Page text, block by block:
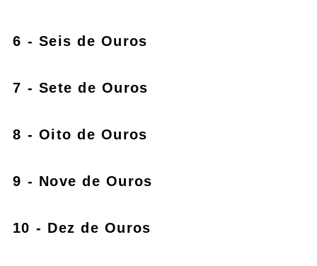
6 - Seis de Ouros
7 - Sete de Ouros
8 - Oito de Ouros
9 - Nove de Ouros
10 - Dez de Ouros